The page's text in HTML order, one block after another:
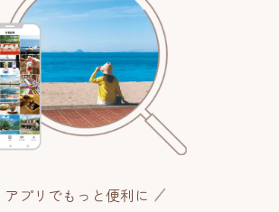
アプリでもっと便利に